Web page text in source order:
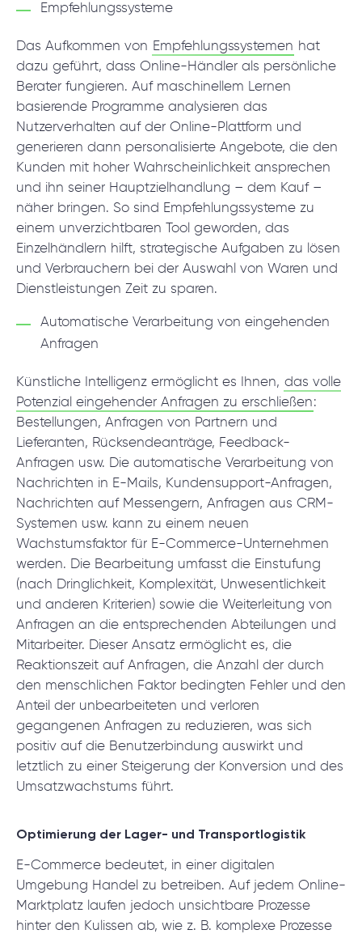
Empfehlungssysteme
Das Aufkommen von Empfehlungssystemen hat
dazu geführt, dass Online-Händler als persönliche
Berater fungieren. Auf maschinellem Lernen
basierende Programme analysieren das
Nutzerverhalten auf der Online-Plattform und
generieren dann personalisierte Angebote, die den
Kunden mit hoher Wahrscheinlichkeit ansprechen
und ihn seiner Hauptzielhandlung – dem Kauf –
näher bringen. So sind Empfehlungssysteme zu
einem unverzichtbaren Tool geworden, das
Einzelhändlern hilft, strategische Aufgaben zu lösen
und Verbrauchern bei der Auswahl von Waren und
Dienstleistungen Zeit zu sparen.
Automatische Verarbeitung von eingehenden
Anfragen
Künstliche Intelligenz ermöglicht es Ihnen, das volle
Potenzial eingehender Anfragen zu erschließen:
Bestellungen, Anfragen von Partnern und
Lieferanten, Rücksendeanträge, Feedback-
Anfragen usw. Die automatische Verarbeitung von
Nachrichten in E-Mails, Kundensupport-Anfragen,
Nachrichten auf Messengern, Anfragen aus CRM-
Systemen usw. kann zu einem neuen
Wachstumsfaktor für E-Commerce-Unternehmen
werden. Die Bearbeitung umfasst die Einstufung
(nach Dringlichkeit, Komplexität, Unwesentlichkeit
und anderen Kriterien) sowie die Weiterleitung von
Anfragen an die entsprechenden Abteilungen und
Mitarbeiter. Dieser Ansatz ermöglicht es, die
Reaktionszeit auf Anfragen, die Anzahl der durch
den menschlichen Faktor bedingten Fehler und den
Anteil der unbearbeiteten und verloren
gegangenen Anfragen zu reduzieren, was sich
positiv auf die Benutzerbindung auswirkt und
letztlich zu einer Steigerung der Konversion und des
Umsatzwachstums führt.
Optimierung der Lager- und Transportlogistik
E-Commerce bedeutet, in einer digitalen
Umgebung Handel zu betreiben. Auf jedem Online-
Marktplatz laufen jedoch unsichtbare Prozesse
hinter den Kulissen ab, wie z. B. komplexe Prozesse